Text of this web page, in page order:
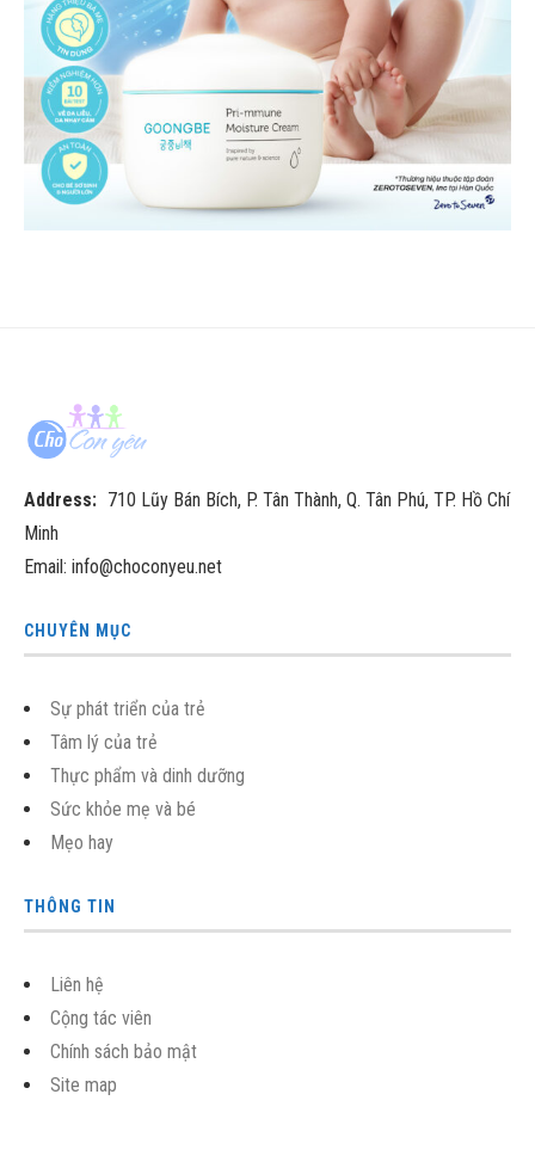
Address: 710 Lũy Bán Bích, P. Tân Thành, Q. Tân Phú, TP. Hồ Chí
Minh
Email: info@choconyeu.net
CHUYÊN MỤC
Sự phát triển của trẻ
Tâm lý của trẻ
Thực phẩm và dinh dưỡng
Sức khỏe mẹ và bé
Mẹo hay
THÔNG TIN
Liên hệ
Cộng tác viên
Chính sách bảo mật
Site map